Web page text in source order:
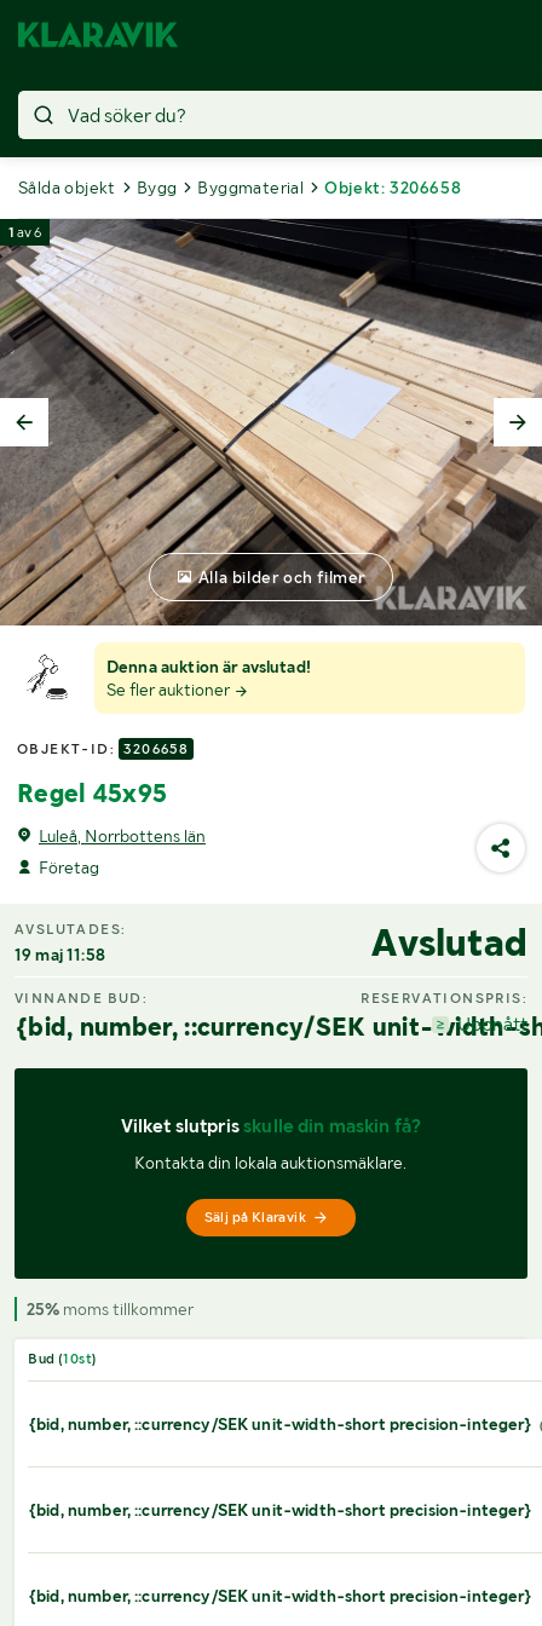
Sålda objekt Bygg Byggmaterial Objekt: 3206658
Denna auktion är avslutad!
Se fler auktioner
OBJEKT-ID: 3206658
Regel 45x95
Luleå, Norrbottens län
Företag
1 av6
Alla bilder och filmer
AVSLUTADES:
19 maj 11:58 Avslutad
VINNANDE BUD:
{bid, number, ::currency/SEK unit-width-
RESERVATIONSPRIS:
Uppnått
Vilket slutpris skulle din maskin få?
Kontakta din lokala auktionsmäklare.
Sälj på Klaravik
25% moms tillkommer
Bud (10st)
{bid, number, ::currency/SEK unit-width-short precision-integer}
{bid, number, ::currency/SEK unit-width-short precision-integer}
{bid, number, ::currency/SEK unit-width-short precision-integer}